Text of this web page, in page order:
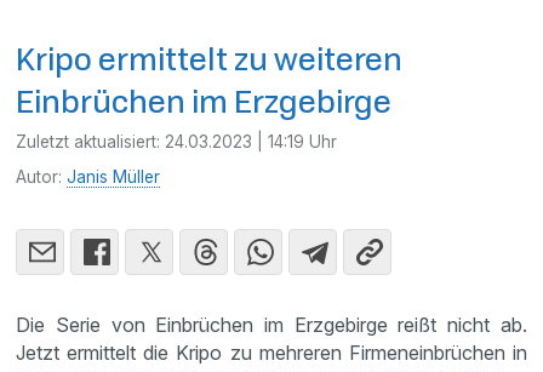
Kripo ermittelt zu weiteren
Einbrüchen im Erzgebirge
Zuletzt aktualisiert: 24.03.2023 | 14:19 Uhr
Autor:Janis Müller
Die Serie von Einbrüchen im Erzgebirge reißt nicht ab.
Jetzt ermittelt die Kripo zu mehreren Firmeneinbrüchen in